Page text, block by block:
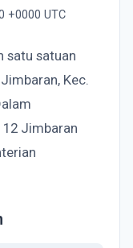
+0000 UTC
satu satuan
Kec.
12 Jimbaran